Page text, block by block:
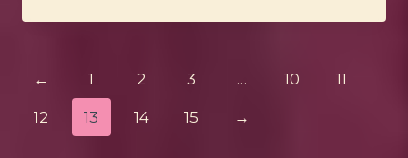
← 1 2 3 … 10 11
12 13 14 15 →